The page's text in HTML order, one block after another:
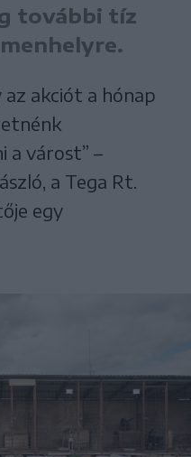
további tíz
akciót a hónap
a várost” –
a Tega Rt.
egy